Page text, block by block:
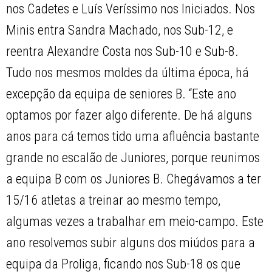
nos Cadetes e Luís Veríssimo nos Iniciados. Nos
Minis entra Sandra Machado, nos Sub-12, e
reentra Alexandre Costa nos Sub-10 e Sub-8.
Tudo nos mesmos moldes da última época, há
excepção da equipa de seniores B. “Este ano
optamos por fazer algo diferente. De há alguns
anos para cá temos tido uma afluência bastante
grande no escalão de Juniores, porque reunimos
a equipa B com os Juniores B. Chegávamos a ter
15/16 atletas a treinar ao mesmo tempo,
algumas vezes a trabalhar em meio-campo. Este
ano resolvemos subir alguns dos miúdos para a
equipa da Proliga, ficando nos Sub-18 os que